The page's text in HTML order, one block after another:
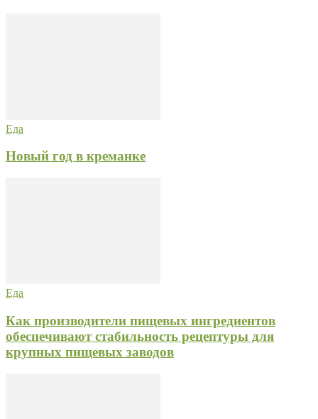
Еда
Новый год в креманке
Еда
Как производители пищевых ингредиентов
обеспечивают стабильность рецептуры для
крупных пищевых заводов